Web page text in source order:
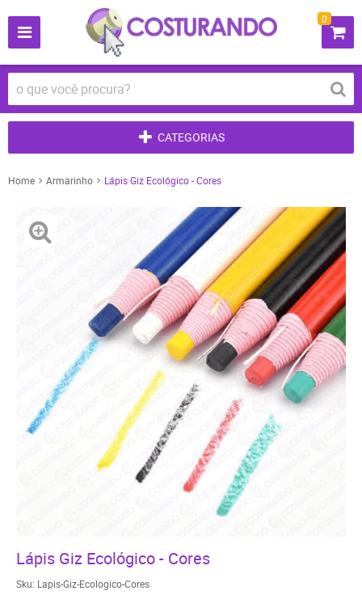
0
CATEGORIAS
Home Armarinho Lápis Giz Ecológico - Cores
Lápis Giz Ecológico - Cores
Sku: Lapis-Giz-Ecologico-Cores